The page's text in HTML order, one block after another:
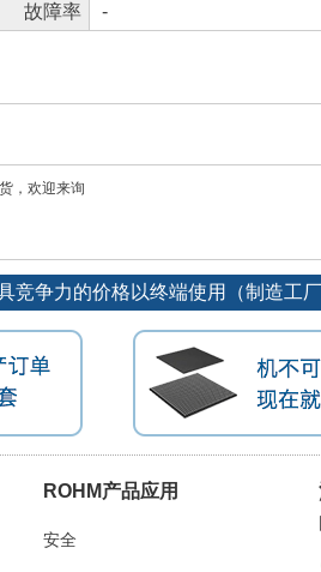
故障率
-
，欢迎来询
竞争力的价格以终端使用（制造工
ROHM产品应用
安全